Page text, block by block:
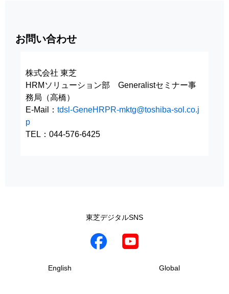
お問い合わせ
株式会社 東芝
HRMソリューション部 Generalistセミナー事
務局（高橋）
E-Mail： tdsl-GeneHRPR-mktg@toshiba-sol.co.j
p
TEL：044-576-6425
東芝デジタルSNS
English Global